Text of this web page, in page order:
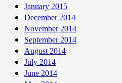
January 2015
December 2014
November 2014
September 2014
August 2014
July 2014
June 2014